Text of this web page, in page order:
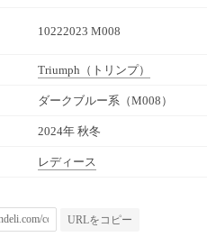
10222023 M008
Triumph （トリンプ）
ダークブルー系（M008）
2024年 秋冬
レディース
URLをコピー